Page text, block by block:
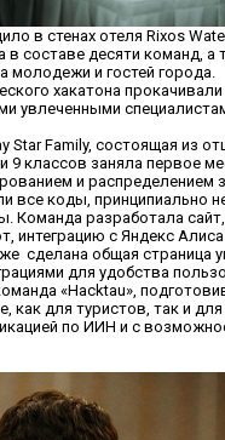
в стенах отеля Rixos
в составе десяти команд, а
молодежи и гостей города.
хакатона
увлеченными
Star Family, состоящая из
9 классов заняла первое
и распределением
все коды, принципиально
Команда разработала
интеграцию с Яндекс
сделана общая страница
для удобства
«Hacktau»,
как для туристов, так и для
по ИИН и с